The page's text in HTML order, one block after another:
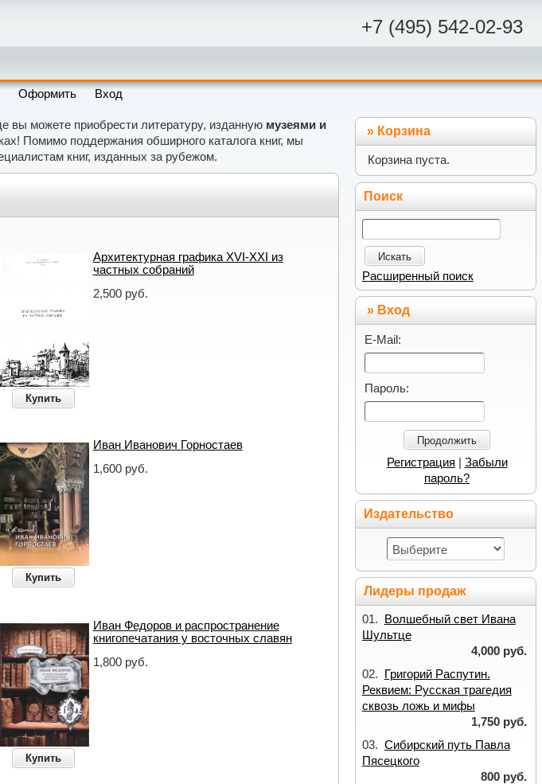
+7 (495) 542-02-93
Оформить Вход
вы можете приобрести литературу, изданную музеями и
Помимо поддержания обширного каталога книг, мы
книг, изданных за рубежом.
Купить
Архитектурная графика XVI-XXI из
частных собраний
2,500 руб.
Купить
Иван Иванович Горностаев
1,600 руб.
Купить
Иван Федоров и распространение
книгопечатания у восточных славян
1,800 руб.
» Корзина
Корзина пуста.
Поиск
Искать
Расширенный поиск
» Вход
E-Mail:
Пароль:
Продолжить
Регистрация
Забыли
пароль?
Издательство
Лидеры продаж
01.
Волшебный свет Ивана
Шультце
4,000 руб.
02.
Григорий Распутин.
Реквием: Русская трагедия
сквозь ложь и мифы
1,750 руб.
03. Сибирский путь Павла
Пясецкого
800 руб.